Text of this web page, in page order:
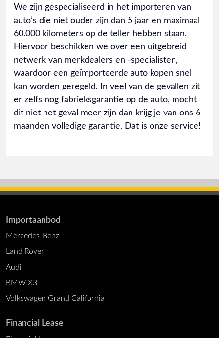
We zijn gespecialiseerd in het importeren van
auto’s die niet ouder zijn dan 5 jaar en maximaal
60.000 kilometers op de teller hebben staan.
Hiervoor beschikken we over een uitgebreid
netwerk van merkdealers en -specialisten,
waardoor een geïmporteerde auto kopen snel
kan worden geregeld. In veel van de gevallen zit
er zelfs nog fabrieksgarantie op de auto, mocht
dit niet het geval meer zijn dan krijg je van ons 6
maanden volledige garantie. Dat is onze service!
Importaanbod
Mercedes-Benz
Land Rover
Audi
BMW X3
Volkswagen Grand California
Financial Lease